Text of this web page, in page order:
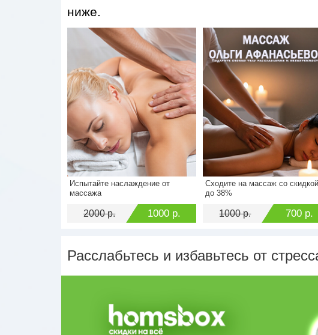
ниже.
Стоимость
2000 р.
Экономия
Испытайте наслаждение от
массажа
2000 р. 1000 р.
Стоимость
1000
Экономия
Сходите на массаж со скидкой
до 38%
1000 р. 700 р.
Расслабьтесь и избавьтесь от